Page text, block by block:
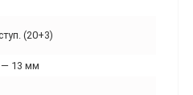
(20+3)
— 13 мм